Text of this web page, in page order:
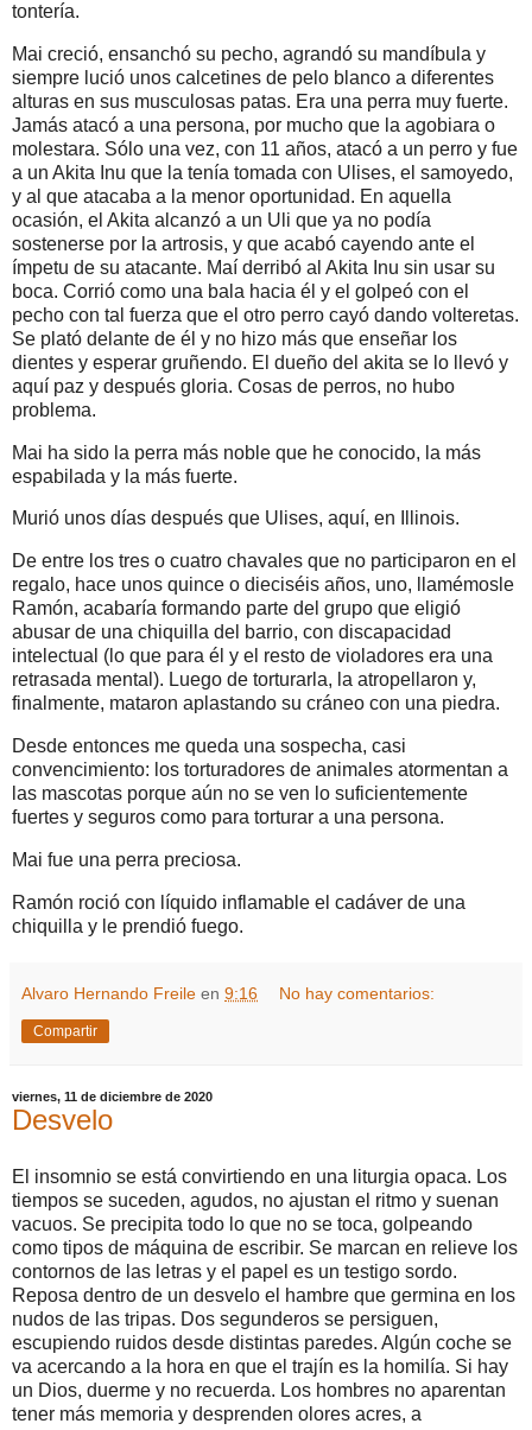
tontería.
Mai creció, ensanchó su pecho, agrandó su mandíbula y
siempre lució unos calcetines de pelo blanco a diferentes
alturas en sus musculosas patas. Era una perra muy fuerte.
Jamás atacó a una persona, por mucho que la agobiara o
molestara. Sólo una vez, con 11 años, atacó a un perro y fue
a un Akita Inu que la tenía tomada con Ulises, el samoyedo,
y al que atacaba a la menor oportunidad. En aquella
ocasión, el Akita alcanzó a un Uli que ya no podía
sostenerse por la artrosis, y que acabó cayendo ante el
ímpetu de su atacante. Maí derribó al Akita Inu sin usar su
boca. Corrió como una bala hacia él y el golpeó con el
pecho con tal fuerza que el otro perro cayó dando volteretas.
Se plató delante de él y no hizo más que enseñar los
dientes y esperar gruñendo. El dueño del akita se lo llevó y
aquí paz y después gloria. Cosas de perros, no hubo
problema.
Mai ha sido la perra más noble que he conocido, la más
espabilada y la más fuerte.
Murió unos días después que Ulises, aquí, en Illinois.
De entre los tres o cuatro chavales que no participaron en el
regalo, hace unos quince o dieciséis años, uno, llamémosle
Ramón, acabaría formando parte del grupo que eligió
abusar de una chiquilla del barrio, con discapacidad
intelectual (lo que para él y el resto de violadores era una
retrasada mental). Luego de torturarla, la atropellaron y,
finalmente, mataron aplastando su cráneo con una piedra.
Desde entonces me queda una sospecha, casi
convencimiento: los torturadores de animales atormentan a
las mascotas porque aún no se ven lo suficientemente
fuertes y seguros como para torturar a una persona.
Mai fue una perra preciosa.
Ramón roció con líquido inflamable el cadáver de una
chiquilla y le prendió fuego.
Alvaro Hernando Freile en 9:16 No hay comentarios:
Compartir
viernes, 11 de diciembre de 2020
Desvelo
El insomnio se está convirtiendo en una liturgia opaca. Los
tiempos se suceden, agudos, no ajustan el ritmo y suenan
vacuos. Se precipita todo lo que no se toca, golpeando
como tipos de máquina de escribir. Se marcan en relieve los
contornos de las letras y el papel es un testigo sordo.
Reposa dentro de un desvelo el hambre que germina en los
nudos de las tripas. Dos segunderos se persiguen,
escupiendo ruidos desde distintas paredes. Algún coche se
va acercando a la hora en que el trajín es la homilía. Si hay
un Dios, duerme y no recuerda. Los hombres no aparentan
tener más memoria y desprenden olores acres, a